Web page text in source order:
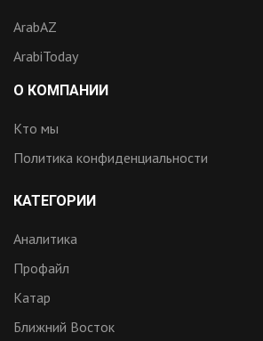
ArabAZ
ArabiToday
О КОМПАНИИ
Кто мы
Политика конфиденциальности
КАТЕГОРИИ
Аналитика
Профайл
Катар
Ближний Восток